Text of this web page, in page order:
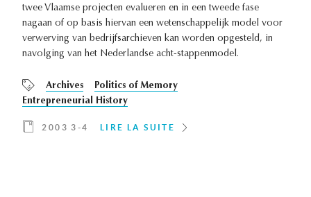
twee Vlaamse projecten evalueren en in een tweede fase
nagaan of op basis hiervan een wetenschappelijk model voor
verwerving van bedrijfsarchieven kan worden opgesteld, in
navolging van het Nederlandse acht-stappenmodel.
Archives
Politics of Memory
Entrepreneurial History
2003 3-4 LIRE LA SUITE